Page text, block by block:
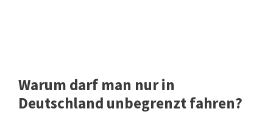
Warum darf man nur in
Deutschland unbegrenzt fahren?